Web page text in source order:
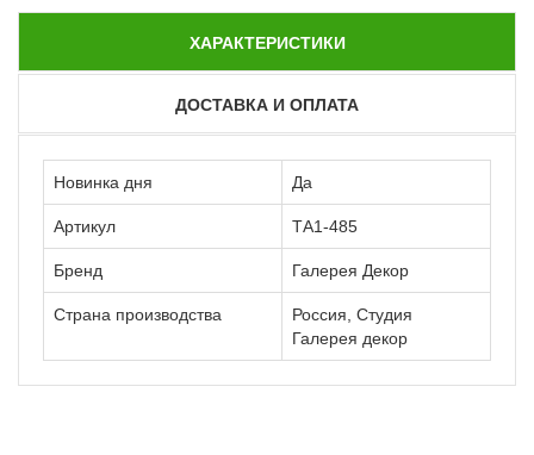
ХАРАКТЕРИСТИКИ
ДОСТАВКА И ОПЛАТА
Новинка дня Да
Артикул ТА1-485
Бренд Галерея Декор
Страна производства
Россия, Студия
Галерея декор